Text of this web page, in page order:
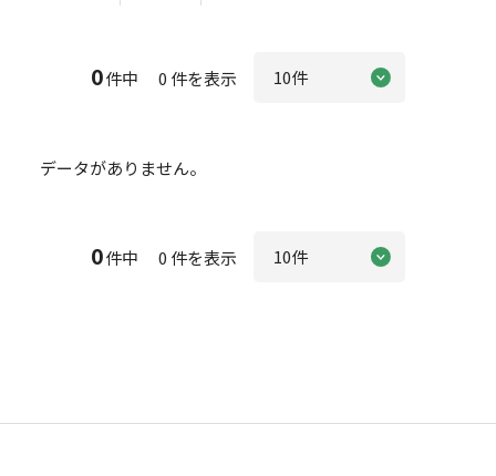
0件中 0 件を表示
データがありません。
0件中 0 件を表示